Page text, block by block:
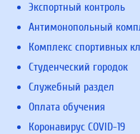
Экспортный контроль
Антимонопольный
Комплекс спортивных
Студенческий городок
Служебный раздел
Оплата обучения
Коронавирус COVID-19